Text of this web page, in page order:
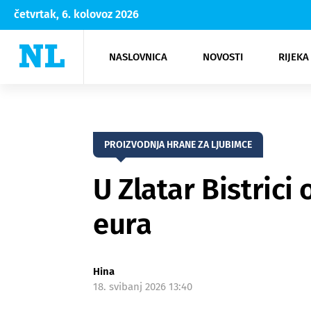
četvrtak, 6. kolovoz 2026
NASLOVNICA NOVOSTI
Rijeka Opatija
NK
Moda
Kultura
PROIZVODNJA HRANE ZA LJUBIMCE
U Zlatar Bistrici
eura
Hina
18. svibanj 2026 13:40